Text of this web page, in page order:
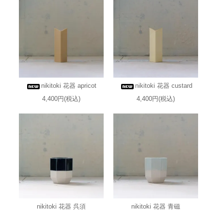
nikitoki 花器 apricot
4,400円(税込)
nikitoki 花器 custard
4,400円(税込)
nikitoki 花器 呉須
nikitoki 花器 青磁